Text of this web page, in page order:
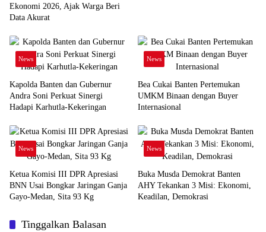
Ekonomi 2026, Ajak Warga Beri
Data Akurat
News
Kapolda Banten dan Gubernur
Andra Soni Perkuat Sinergi
Hadapi Karhutla-Kekeringan
News
Bea Cukai Banten Pertemukan
UMKM Binaan dengan Buyer
Internasional
News
Ketua Komisi III DPR Apresiasi
BNN Usai Bongkar Jaringan Ganja
Gayo-Medan, Sita 93 Kg
News
Buka Musda Demokrat Banten
AHY Tekankan 3 Misi: Ekonomi,
Keadilan, Demokrasi
Tinggalkan Balasan